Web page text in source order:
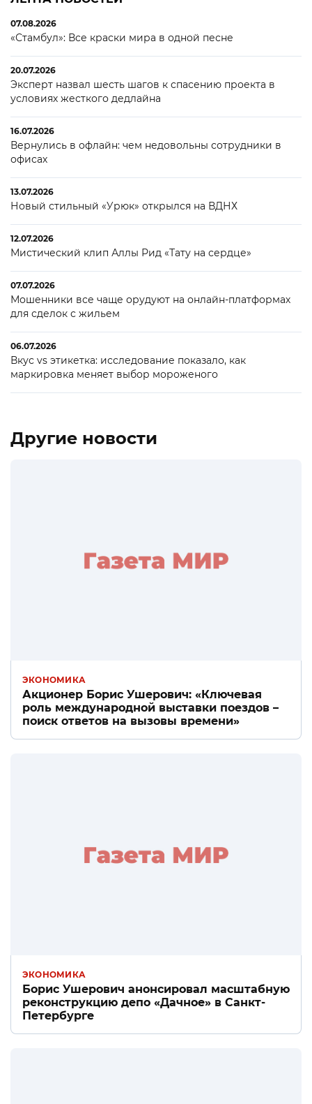
07.08.2026
«Стамбул»: Все краски мира в одной песне
20.07.2026
Эксперт назвал шесть шагов к спасению проекта в
условиях жесткого дедлайна
16.07.2026
Вернулись в офлайн: чем недовольны сотрудники в
офисах
13.07.2026
Новый стильный «Урюк» открылся на ВДНХ
12.07.2026
Мистический клип Аллы Рид «Тату на сердце»
07.07.2026
Мошенники все чаще орудуют на онлайн-платформах
для сделок с жильем
06.07.2026
Вкус vs этикетка: исследование показало, как
маркировка меняет выбор мороженого
Другие новости
ЭКОНОМИКА
Акционер Борис Ушерович: «Ключевая
роль международной выставки поездов –
поиск ответов на вызовы времени»
ЭКОНОМИКА
Борис Ушерович анонсировал масштабную
реконструкцию депо «Дачное» в Санкт-
Петербурге